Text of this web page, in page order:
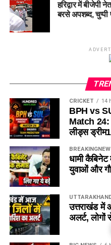
हरिद्वार में
बरसे अपशब्द,
CRICKET 14
BPH vs
Match 24:
लीड्स
धामी कैबिनेट
युवाओं और
उत्तराखंड में
अलर्ट, लोगों